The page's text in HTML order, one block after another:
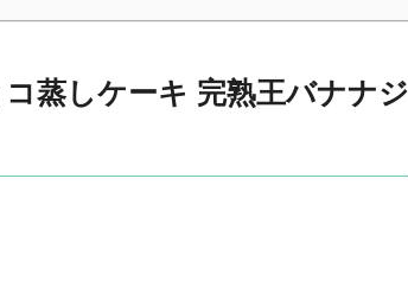
蒸しケーキ 完熟王バナナジ